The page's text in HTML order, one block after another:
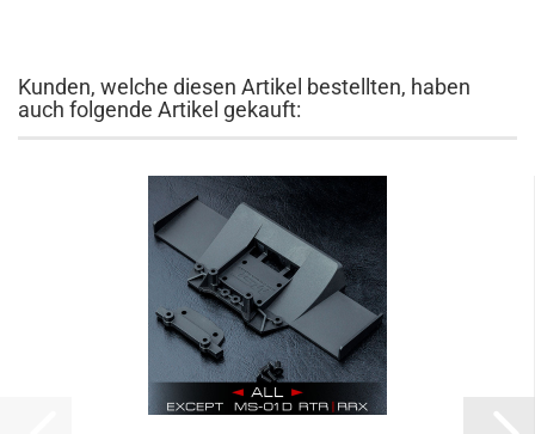
Kunden, welche diesen Artikel bestellten, haben
auch folgende Artikel gekauft: